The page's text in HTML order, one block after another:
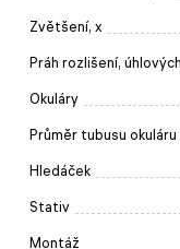
Zvětšení, x
Práh rozlišení,
Okuláry
Průměr tubusu okuláru
Hledáček
Stativ
Montáž